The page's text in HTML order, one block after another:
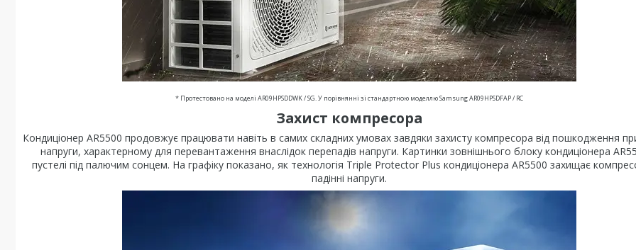
* Протестовано на моделі AR09HPSDDWK / SG. У порівнянні зі стандартною моделлю Samsung AR09HPSDFAP / RC
Захист компресора
Кондиціонер AR5500 продовжує працювати навіть в самих складних умовах завдяки захисту компресора від пошкодження при
напруги, характерному для перевантаження внаслідок перепадів напруги. Картинки зовнішнього блоку кондиціонера
пустелі під палючим сонцем. На графіку показано, як технологія Triple Protector Plus кондиціонера AR5500 захищає
падінні напруги.